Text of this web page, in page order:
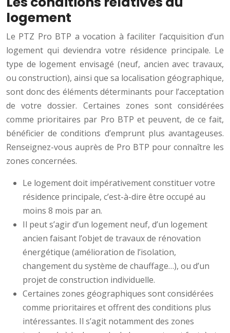
logement
Le PTZ Pro BTP a vocation à faciliter l’acquisition d’un
logement qui deviendra votre résidence principale. Le
type de logement envisagé (neuf, ancien avec travaux,
ou construction), ainsi que sa localisation géographique,
sont donc des éléments déterminants pour l’acceptation
de votre dossier. Certaines zones sont considérées
comme prioritaires par Pro BTP et peuvent, de ce fait,
bénéficier de conditions d’emprunt plus avantageuses.
Renseignez-vous auprès de Pro BTP pour connaître les
zones concernées.
Le logement doit impérativement constituer votre
résidence principale, c’est-à-dire être occupé au
moins 8 mois par an.
Il peut s’agir d’un logement neuf, d’un logement
ancien faisant l’objet de travaux de rénovation
énergétique (amélioration de l’isolation,
changement du système de chauffage…), ou d’un
projet de construction individuelle.
Certaines zones géographiques sont considérées
comme prioritaires et offrent des conditions plus
intéressantes. Il s’agit notamment des zones